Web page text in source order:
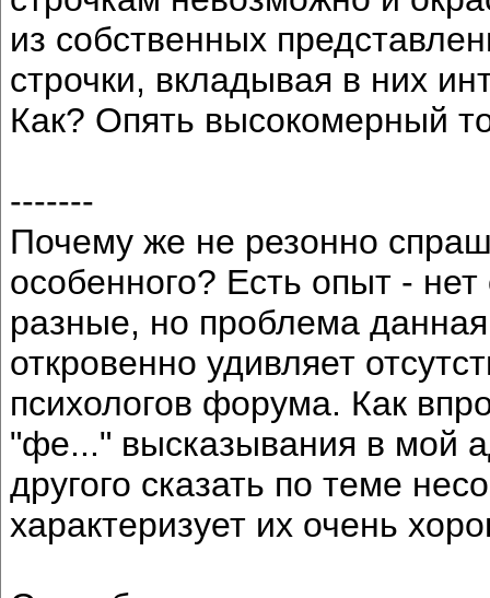
из собственных
строчки, вкладывая в них
Как? Опять высокомерный
-------
Почему же не резонно
особенного? Есть опыт -
разные, но проблема
откровенно удивляет
психологов форума. Как
"фе..." высказывания в мой
другого сказать по теме
характеризует их очень